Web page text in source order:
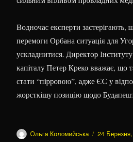
Водночас експерти застерігають,
перемоги Орбана ситуація для
ускладнитися. Директор
капіталу Петер Креко вважає, що
стати “пірровою”, адже ЄС у
жорсткішу позицію щодо
Автор
Ольга Коломийська 24